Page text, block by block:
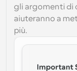
gli argomenti di
aiuteranno a
più.